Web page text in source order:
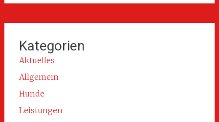
Kategorien
Aktuelles
Allgemein
Hunde
Leistungen